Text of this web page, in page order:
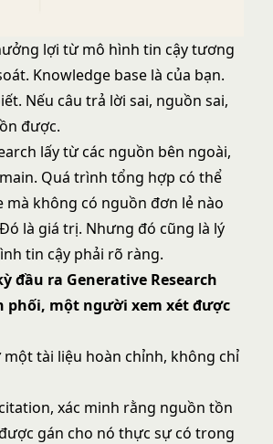
lợi từ mô hình tin cậy tương
Knowledge base là của bạn.
Nếu câu trả lời sai, nguồn sai,
được.
lấy từ các nguồn bên ngoài,
Quá trình tổng hợp có thể
mà không có nguồn đơn lẻ nào
là giá trị. Nhưng đó cũng là lý
tin cậy phải rõ ràng.
đầu ra Generative Research
phối, một người xem xét được
tài liệu hoàn chỉnh, không chỉ
xác minh rằng nguồn tồn
gán cho nó thực sự có trong